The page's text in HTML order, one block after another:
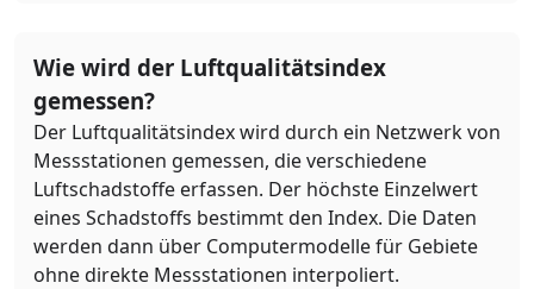
Wie wird der Luftqualitätsindex
gemessen?
Der Luftqualitätsindex wird durch ein Netzwerk von
Messstationen gemessen, die verschiedene
Luftschadstoffe erfassen. Der höchste Einzelwert
eines Schadstoffs bestimmt den Index. Die Daten
werden dann über Computermodelle für Gebiete
ohne direkte Messstationen interpoliert.